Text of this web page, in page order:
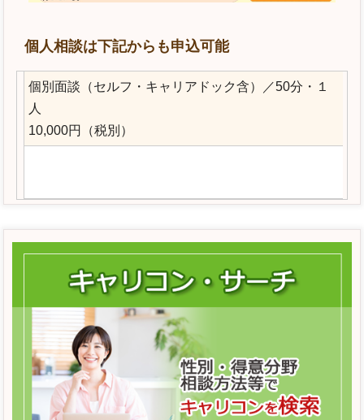
個人相談は下記からも申込可能
個別面談（セルフ・キャリアドック含）／50分・１
人
10,000円（税別）